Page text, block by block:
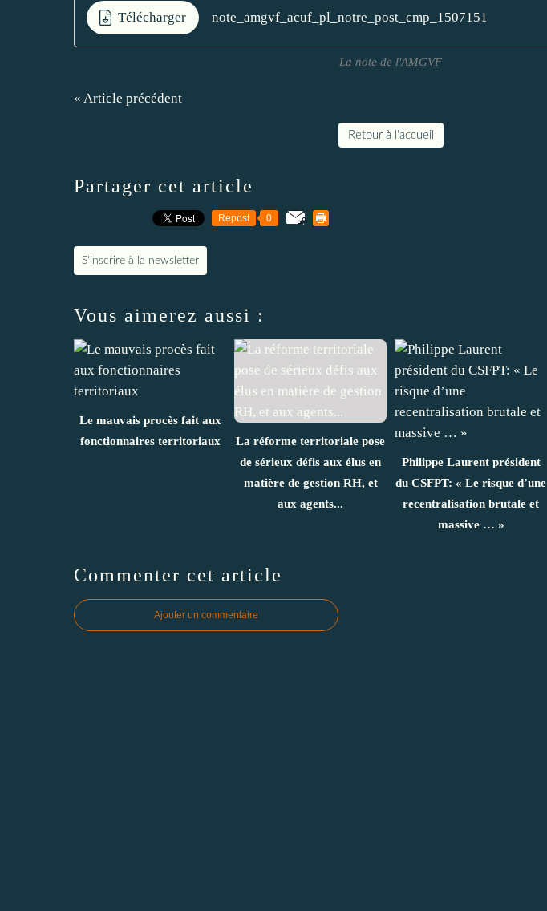
Télécharger note_amgvf_acuf_pl_notre_post_cmp_1507151
La note de l'AMGVF
« Article précédent
Retour à l'accueil
Partager cet article
Repost 0
S'inscrire à la newsletter
Vous aimerez aussi :
Le mauvais procès fait aux
fonctionnaires territoriaux
La réforme territoriale pose
de sérieux défis aux élus en
matière de gestion RH, et
aux agents...
Philippe Laurent président
du CSFPT: « Le risque d’une
recentralisation brutale et
massive … »
Commenter cet article
Ajouter un commentaire